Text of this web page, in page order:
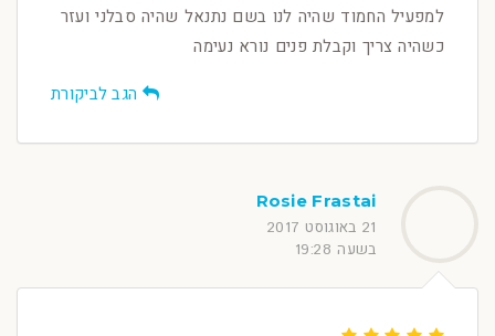
למפעיל החמוד שהיה לנו בשם נתנאל שהיה סבלני ועזר
כשהיה צריך וקבלת פנים נורא נעימה
הגב לביקורת
Rosie Frastai
21 באוגוסט 2017
בשעה 19:28